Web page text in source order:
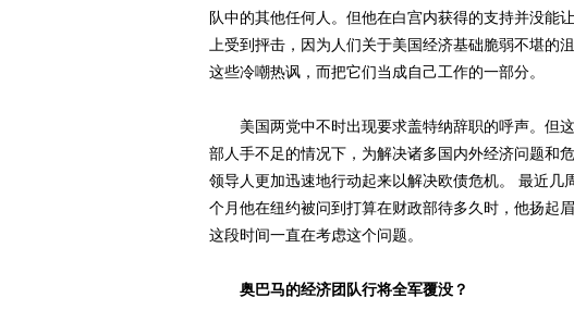
队中的其他任何人。但他在白宫内获得的支持并没能
上受到抨击，因为人们关于美国经济基础脆弱不堪
这些冷嘲热讽，而把它们当成自己工作的一部分。
美国两党中不时出现要求盖特纳辞职的呼声。但
部人手不足的情况下，为解决诸多国内外经济问题和
领导人更加迅速地行动起来以解决欧债危机。 最近
个月他在纽约被问到打算在财政部待多久时，他扬起
这段时间一直在考虑这个问题。
奥巴马的经济团队行将全军覆没？